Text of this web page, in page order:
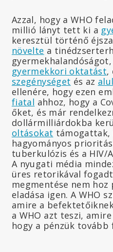
Azzal, hogy a WHO
millió lányt tett ki a
keresztül történő
növelte a
gyermekkori oktatást,
szegénységet és az
ellenére, hogy ezen
fiatal ahhoz, hogy a
őket, és már
dollármilliárdokba
oltásokat támogattak,
hagyományos
tuberkulózis és a HIV/
A nyugati média
üres retorikával
megmentése nem
eladása igen. A WHO
amire a
a WHO azt teszi,
hogy a pénzük tovább